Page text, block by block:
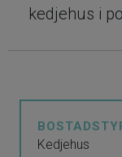
kedjehus i
områdets
rymmer
Kedjehus